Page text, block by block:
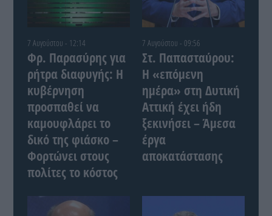
7 Αυγούστου - 12:14
Φρ. Παρασύρης για
ρήτρα διαφυγής: Η
κυβέρνηση
προσπαθεί να
καμουφλάρει το
δικό της φιάσκο –
Φορτώνει στους
πολίτες το κόστος
7 Αυγούστου - 09:56
Στ. Παπασταύρου:
Η «επόμενη
ημέρα» στη Δυτική
Αττική έχει ήδη
ξεκινήσει – Άμεσα
έργα
αποκατάστασης